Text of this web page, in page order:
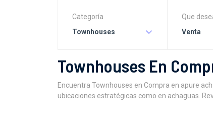
Categoría
Townhouses
Que
Venta
Townhouses En
Encuentra Townhouses en Compra en apure
ubicaciones estratégicas como en achaguas.